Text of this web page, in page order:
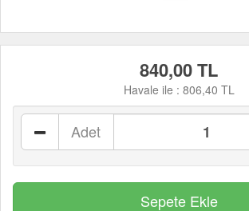
840,00 TL
Havale ile : 806,40 TL
Adet